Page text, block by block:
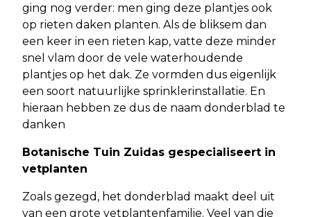
ging nog verder: men ging deze plantjes ook
op rieten daken planten. Als de bliksem dan
een keer in een rieten kap, vatte deze minder
snel vlam door de vele waterhoudende
plantjes op het dak. Ze vormden dus eigenlijk
een soort natuurlijke sprinklerinstallatie. En
hieraan hebben ze dus de naam donderblad te
danken
Botanische Tuin Zuidas gespecialiseert in
vetplanten
Zoals gezegd, het donderblad maakt deel uit
van een grote vetplantenfamilie. Veel van die